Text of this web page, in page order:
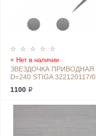
Нет в наличии
ЗВЕЗДОЧКА ПРИВОДНАЯ
D=240 STIGA 322120117/0
1100 ₽